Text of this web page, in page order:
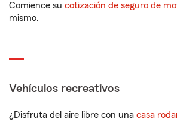
Comience su cotización de seguro de
mismo.
Vehículos recreativos
¿Disfruta del aire libre con una casa